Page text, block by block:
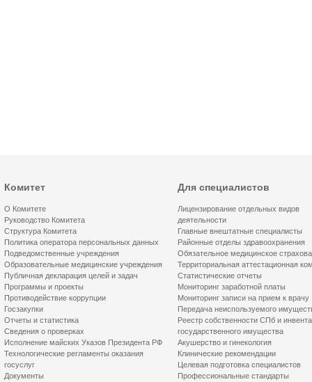
Комитет
О Комитете
Руководство Комитета
Структура Комитета
Политика оператора персональных данных
Подведомственные учреждения
Образовательные медицинские учреждения
Публичная декларация целей и задач
Программы и проекты
Противодействие коррупции
Госзакупки
Отчеты и статистика
Сведения о проверках
Исполнение майских Указов Президента РФ
Технологические регламенты оказания
госуслуг
Документы
Для специалистов
Лицензирование отдельных видов
деятельности
Главные внештатные специалисты
Районные отделы здравоохранения
Обязательное медицинское
Территориальная аттестационная
Статистические отчеты
Мониторинг заработной платы
Мониторинг записи на прием к врачу
Передача неиспользуемого
Реестр собственности СПб и
государственного имущества
Акушерство и гинекология
Клинические рекомендации
Целевая подготовка специалистов
Профессиональные стандарты